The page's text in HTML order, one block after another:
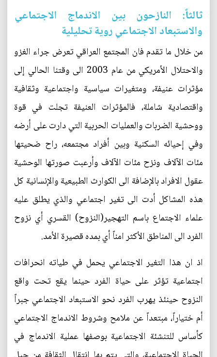
ثالثاً: النازحون بين الاندماج الاجتماعي
والاستبعاد الاجتماعي روية تحليلية
من خلال ما تقدم فان المجتمع العراقي تعرض جراء الغزو
والاحتلال الأمريكي من عام 2003 الى وقتنا الحالي إلى
مؤثرات عنيفة، ومتغيرات سياسية واجتماعية وثقافية
واقتصادية شاملة، فالمؤثرات العنيفة تجلت في قوة
ووحشية الضربات والعمليات الحربية التي دارت على أرضه
وفي إحيائه السكنية وبين أفراد مجتمعه، راح ضحيتها
مئات الآلاف ونزح مئات الآلاف وأرعبت صورتها الوحشية
عقول الافراد بالإضافة الى الكوارث الطبيعية والإنسانية كل
هذه المشاكل أدت الى تغير اجتماعي والذي يطلق عليه
علماء الاجتماع باسم التهجير(النزوح) القسري أي نزوح
الفرد الى المناطق الأكثر امناً أي بمده قصيرة الأمد.
اذ ان هذا التغير الاجتماعي يحمل في طياته انحرافات
اجتماعية تؤثر على حياة الفرد حينما يقع تحت واقع
النزوح حينئذ يهرب الفرد نحو الاستبعاد الاجتماعي جبراً
أم ختياراً، مبتعداً عن ملامح وشروط الاندماج الاجتماعي
كأساس للتنشئة الاجتماعية بوصفها عملية الاندماج في